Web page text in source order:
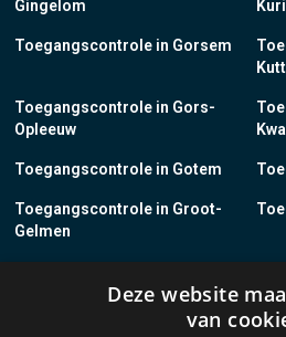
Gingelom
Toegangscontrole in Gorsem
Toegangscontrole in Gors-
Opleeuw
Toegangscontrole in Gotem
Toegangscontrole in Groot-
Gelmen
Toegangscontrole in Grote-
Deze website
van